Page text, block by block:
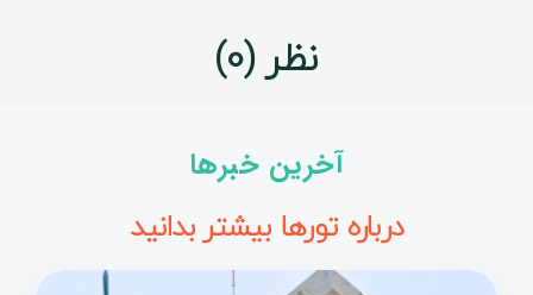
نظر (0)
آخرین خبرها
درباره تورها بیشتر بدانید